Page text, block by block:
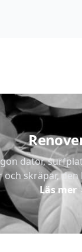
dator,
och skräpar,
Läs mer